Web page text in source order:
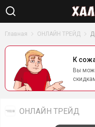
Главная ОНЛАЙН ТРЕЙД
К
Вы
ОНЛАЙН ТРЕЙД